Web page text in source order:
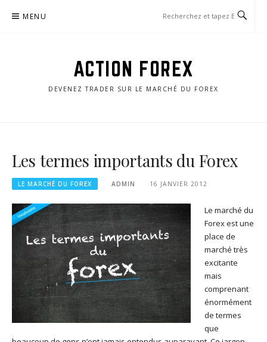
MENU
ACTION FOREX
DEVENEZ TRADER SUR LE MARCHÉ DU FOREX
Les termes importants du Forex
LE MARCHÉ DU FOREX ADMIN 16 JANVIER 2012
Le marché du
Forex est une
place de
marché très
excitante
mais
comprenant
énormément
de termes
que